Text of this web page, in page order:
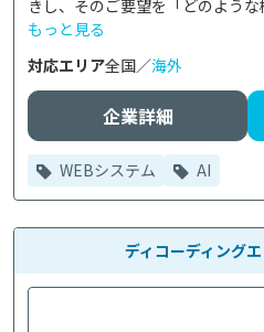
きし、そのご要望を「どのよう
もっと見る
対応エリア全国／海外
企業詳細
WEBシステム AI
ディコーディング